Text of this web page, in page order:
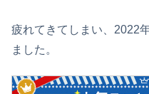
疲れてきてしまい、2022
ました。